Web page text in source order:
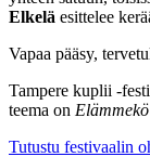
Elkelä esittelee
Vapaa pääsy,
Tampere kuplii -
teema on
Tutustu festivaalin